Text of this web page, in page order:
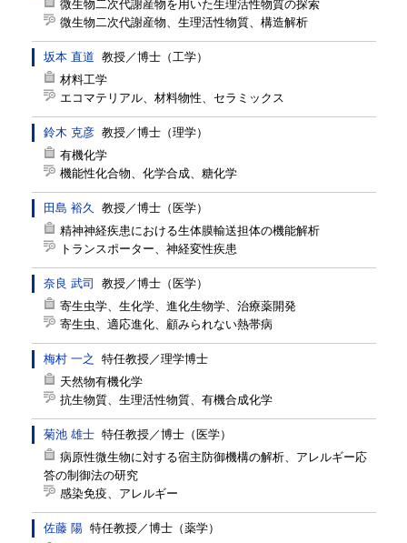
微生物二次代謝産物を用いた生理活性物質の探索
微生物二次代謝産物、生理活性物質、構造解析
坂本 直道 教授／博士（工学）
材料工学
エコマテリアル、材料物性、セラミックス
鈴木 克彦 教授／博士（理学）
有機化学
機能性化合物、化学合成、糖化学
田島 裕久 教授／博士（医学）
精神神経疾患における生体膜輸送担体の機能解析
トランスポーター、神経変性疾患
奈良 武司 教授／博士（医学）
寄生虫学、生化学、進化生物学、治療薬開発
寄生虫、適応進化、顧みられない熱帯病
梅村 一之 特任教授／理学博士
天然物有機化学
抗生物質、生理活性物質、有機合成化学
菊池 雄士 特任教授／博士（医学）
病原性微生物に対する宿主防御機構の解析、アレルギー応
答の制御法の研究
感染免疫、アレルギー
佐藤 陽 特任教授／博士（薬学）